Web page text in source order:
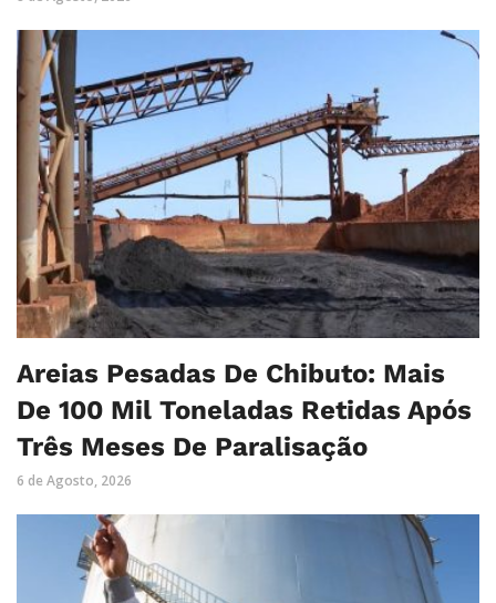
Areias Pesadas De Chibuto: Mais
De 100 Mil Toneladas Retidas Após
Três Meses De Paralisação
6 de Agosto, 2026